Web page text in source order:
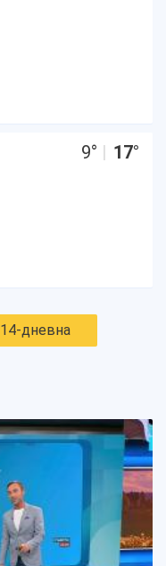
9° | 17°
14-дневна